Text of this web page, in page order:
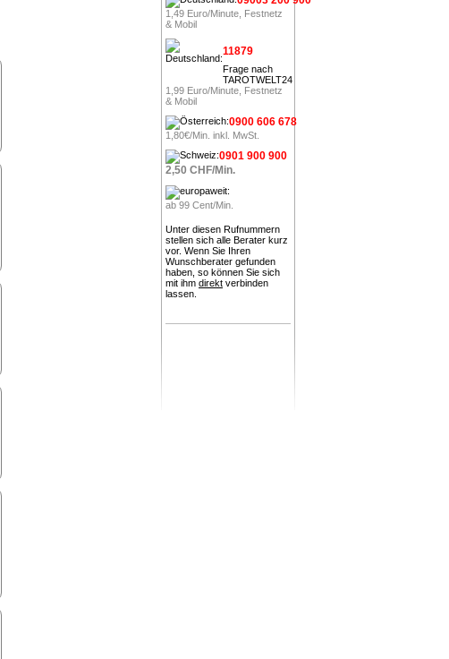
1,49 Euro/Minute, Festnetz
& Mobil
11879
Frage nach
TAROTWELT24
1,99 Euro/Minute, Festnetz
& Mobil
0900 606 678
1,80€/Min. inkl. MwSt.
0901 900 900
2,50 CHF/Min.
ab 99 Cent/Min.
Unter diesen Rufnummern
stellen sich alle Berater kurz
vor. Wenn Sie Ihren
Wunschberater gefunden
haben, so können Sie sich
mit ihm direkt verbinden
lassen.